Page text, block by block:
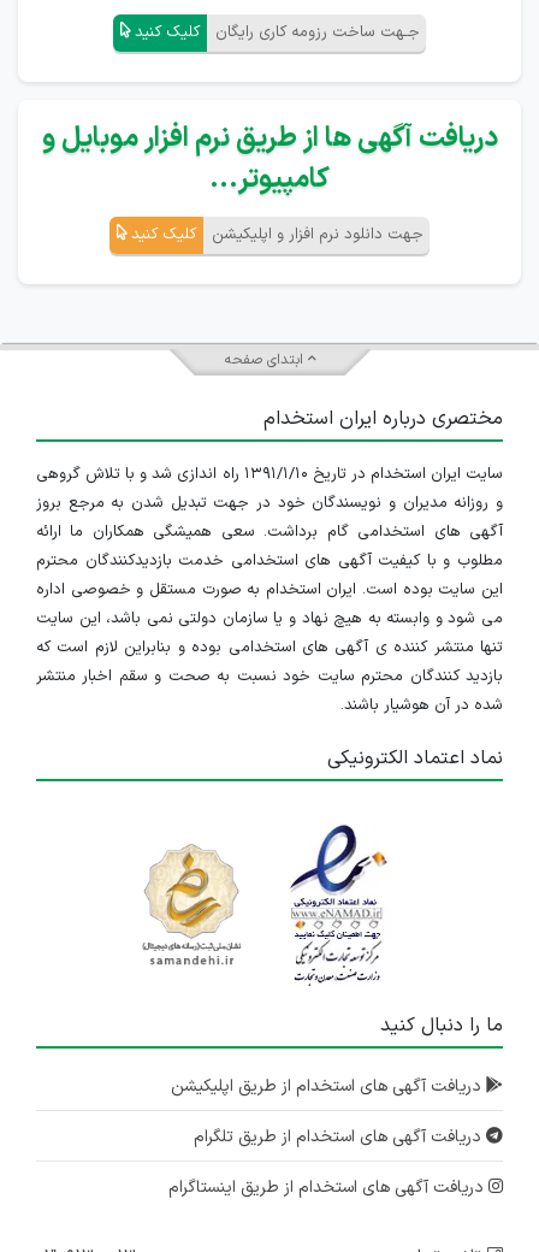
جـهت ساخت رزومه کاری رایگان کلیک کنید
دریافت آگهی ها از طریق نرم افزار موبایل و
کامپیوتر...
جهت دانلود نرم افزار و اپلیکیشن کلیک کنید
ابتدای صفحه
مختصری درباره ایران استخدام
سایت ایران استخدام در تاریخ ۱۳۹۱/۱/۱۰ راه اندازی شد و با تلاش گروهی
و روزانه مدیران و نویسندگان خود در جهت تبدیل شدن به مرجع بروز
آگهی های استخدامی گام برداشت. سعی همیشگی همکاران ما ارائه
مطلوب و با کیفیت آگهی های استخدامی خدمت بازدیدکنندگان محترم
این سایت بوده است. ایران استخدام به صورت مستقل و خصوصی اداره
می شود و وابسته به هیچ نهاد و یا سازمان دولتی نمی باشد، این سایت
تنها منتشر کننده ی آگهی های استخدامی بوده و بنابراین لازم است که
بازدید کنندگان محترم سایت خود نسبت به صحت و سقم اخبار منتشر
شده در آن هوشیار باشند.
نماد اعتماد الکترونیکی
ما را دنبال کنید
دریافت آگهی های استخدام از طریق اپلیکیشن
دریافت آگهی های استخدام از طریق تلگرام
دریافت آگهی های استخدام از طریق اینستاگرام